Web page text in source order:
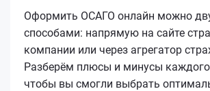
Оформить ОСАГО онлайн можно
способами: напрямую на сайте
компании или через агрегатор
Разберём плюсы и минусы
чтобы вы смогли выбрать